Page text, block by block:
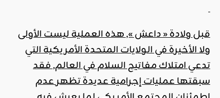
قبل ولادة « داعش », هذه العملية ليست الأولى
ولا الأخيرة في الولايات المتحدة الأمريكية التي
تدعي امتلاك مفاتيح السلام في العالم, فقد
سبقتها عمليات إجرامية عديدة تظهر عدم